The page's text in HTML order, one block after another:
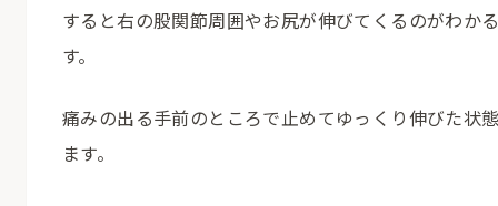
すると右の股関節周囲やお尻が伸びてくるのがわか
す。
痛みの出る手前のところで止めてゆっくり伸びた状
ます。